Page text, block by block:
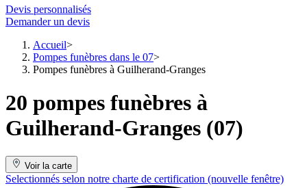
Devis personnalisés
Demander un devis
Accueil
Pompes funèbres dans le 07
Pompes funèbres à Guilherand-Granges
20 pompes funèbres à
Guilherand-Granges (07)
Voir la carte
Selectionnés selon notre charte de certification (nouvelle fenêtre)